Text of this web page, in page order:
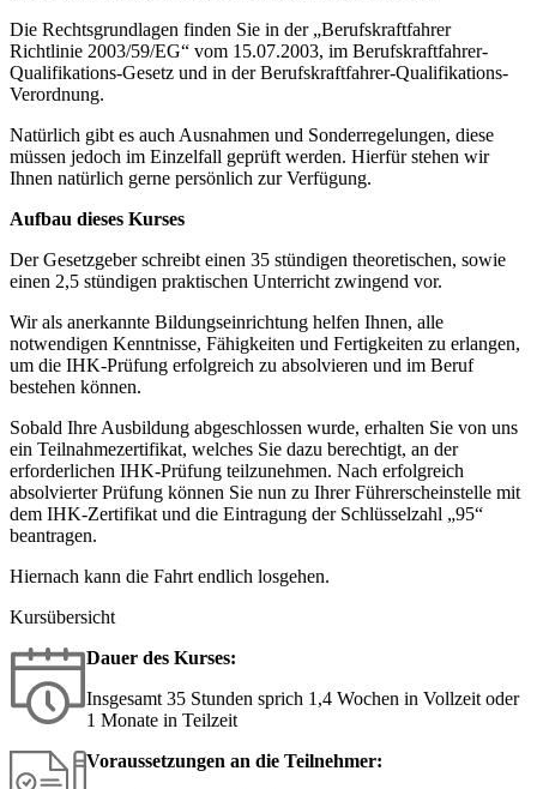
Die Rechtsgrundlagen finden Sie in der „Berufskraftfahrer
Richtlinie 2003/59/EG“ vom 15.07.2003, im Berufskraftfahrer-
Qualifikations-Gesetz und in der Berufskraftfahrer-Qualifikations-
Verordnung.
Natürlich gibt es auch Ausnahmen und Sonderregelungen, diese
müssen jedoch im Einzelfall geprüft werden. Hierfür stehen wir
Ihnen natürlich gerne persönlich zur Verfügung.
Aufbau dieses Kurses
Der Gesetzgeber schreibt einen 35 stündigen theoretischen, sowie
einen 2,5 stündigen praktischen Unterricht zwingend vor.
Wir als anerkannte Bildungseinrichtung helfen Ihnen, alle
notwendigen Kenntnisse, Fähigkeiten und Fertigkeiten zu erlangen,
um die IHK-Prüfung erfolgreich zu absolvieren und im Beruf
bestehen können.
Sobald Ihre Ausbildung abgeschlossen wurde, erhalten Sie von uns
ein Teilnahmezertifikat, welches Sie dazu berechtigt, an der
erforderlichen IHK-Prüfung teilzunehmen. Nach erfolgreich
absolvierter Prüfung können Sie nun zu Ihrer Führerscheinstelle mit
dem IHK-Zertifikat und die Eintragung der Schlüsselzahl „95“
beantragen.
Hiernach kann die Fahrt endlich losgehen.
Kursübersicht
Dauer des Kurses:
Insgesamt 35 Stunden sprich 1,4 Wochen in Vollzeit oder
1 Monate in Teilzeit
Voraussetzungen an die Teilnehmer: